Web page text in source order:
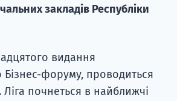
закладів Республіки
видання
Бізнес-форуму, проводиться
Ліга почнеться в найближчі